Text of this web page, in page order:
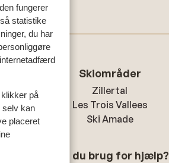
fungerer
statistike
du har
på
selv kan
placeret
Skiområder
Zillertal
Les Trois Vallees
Ski Amade
Har du brug for hjælp?